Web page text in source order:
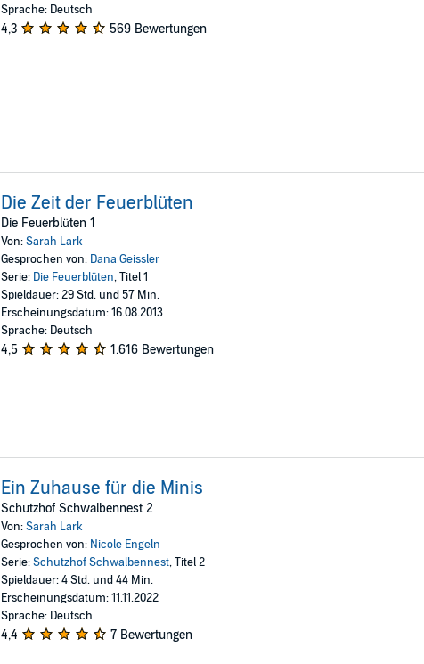
Sprache: Deutsch
4,3 569 Bewertungen
Die Zeit der Feuerblüten
Die Feuerblüten 1
Von:Sarah Lark
Gesprochen von: Dana Geissler
Serie: Die Feuerblüten, Titel 1
Spieldauer: 29 Std. und 57 Min.
Erscheinungsdatum: 16.08.2013
Sprache: Deutsch
4,5 1.616 Bewertungen
Ein Zuhause für die Minis
Schutzhof Schwalbennest 2
Von:Sarah Lark
Gesprochen von: Nicole Engeln
Serie:Schutzhof Schwalbennest, Titel 2
Spieldauer: 4 Std. und 44 Min.
Erscheinungsdatum: 11.11.2022
Sprache: Deutsch
4,4 7 Bewertungen